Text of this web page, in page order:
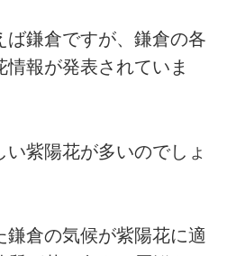
ば鎌倉ですが、鎌倉の各
報が発表されていま
紫陽花が多いのでしょ
鎌倉の気候が紫陽花に適